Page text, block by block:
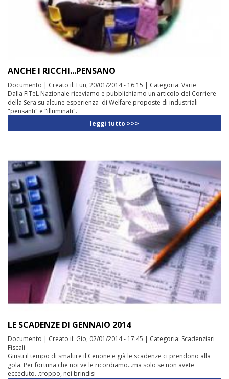
ANCHE I RICCHI...PENSANO
Documento | Creato il: Lun, 20/01/2014 - 16:15 | Categoria: Varie
Dalla FITeL Nazionale riceviamo e pubblichiamo un articolo del Corriere
della Sera su alcune esperienza di Welfare proposte di industriali
"pensanti" e "illuminati".
leggi tutto >>>
LE SCADENZE DI GENNAIO 2014
Documento | Creato il: Gio, 02/01/2014 - 17:45 | Categoria: Scadenziari
Fiscali
Giusti il tempo di smaltire il Cenone e già le scadenze ci prendono alla
gola. Per fortuna che noi ve le ricordiamo...ma solo se non avete
ecceduto...troppo, nei brindisi